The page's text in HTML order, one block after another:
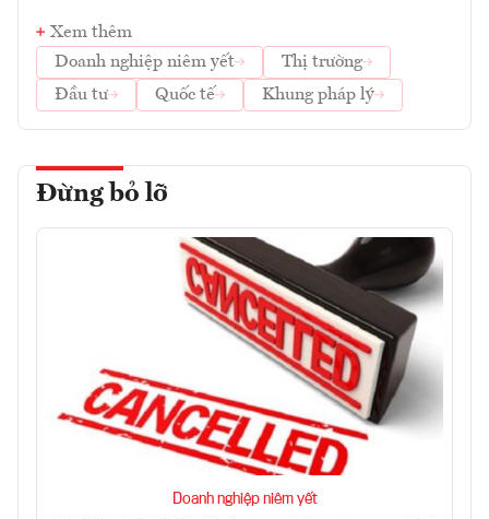
Xem thêm
Doanh nghiệp niêm yết
Thị trường
Đầu tư
Quốc tế Khung pháp lý
Đừng bỏ lỡ
Doanh nghiệp niêm yết